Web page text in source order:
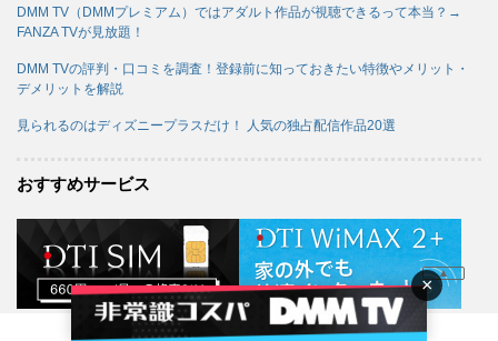
×
DMM TV（DMMプレミアム）ではアダルト作品が視聴できるって本当？→
FANZA TVが見放題！
DMM TVの評判・口コミを調査！登録前に知っておきたい特徴やメリット・
デメリットを解説
見られるのはディズニープラスだけ！ 人気の独占配信作品20選
おすすめサービス
▲